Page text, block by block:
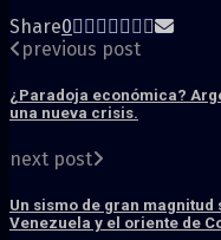
Share0
previous post
¿Paradoja económica?
una nueva crisis.
next post
Un sismo de gran
Venezuela y el oriente de